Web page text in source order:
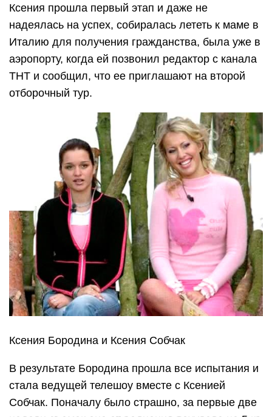
Ксения прошла первый этап и даже не
надеялась на успех, собиралась лететь к маме в
Италию для получения гражданства, была уже в
аэропорту, когда ей позвонил редактор с канала
ТНТ и сообщил, что ее приглашают на второй
отборочный тур.
Ксения Бородина и Ксения Собчак
В результате Бородина прошла все испытания и
стала ведущей телешоу вместе с Ксенией
Собчак. Поначалу было страшно, за первые две